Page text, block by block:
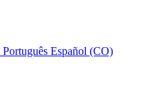
Português Español (CO)